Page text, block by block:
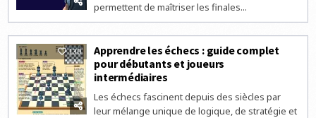
permettent de maîtriser les finales...
130
Apprendre les échecs : guide complet
pour débutants et joueurs
intermédiaires
Les échecs fascinent depuis des siècles par
leur mélange unique de logique, de stratégie et